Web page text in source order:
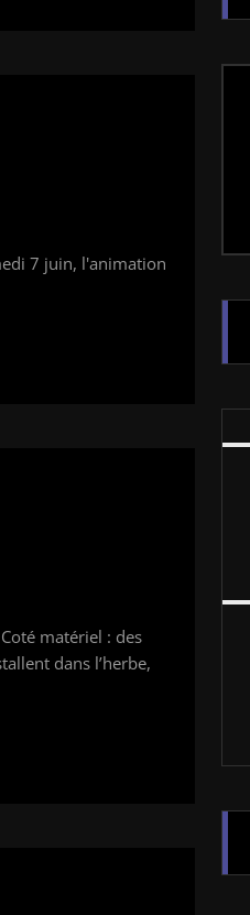
7 juin, l'animation
matériel : des
dans l’herbe,